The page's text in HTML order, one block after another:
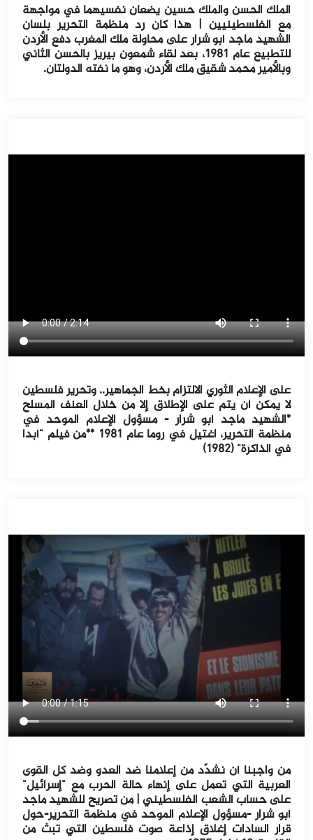
الملك الحسن والملك حسين يضعان نفسيهما في مواجهة
مع الفلسطينيين | هذا كان رد منظمة التحرير بلسان
الشهيد ماجد أبو شرار على محاولة ملك المغرب دفع الأردن
للتطبيع عام ١٩٨١، بعد لقاء شمعون بيريز بالحسن الثاني
وبالأمير محمد شقيق ملك الأردن، وهو ما نفته الدولتان.
على الإعلام الثوري الالتزام بخط الجماهير.. وتحرير فلسطين
لا يمكن أن يتم على الإطلاق إلا من خلال العنف المسلح
*الشهيد ماجد أبو شرار - مسؤول الإعلام الموحد في
منظمة التحرير، اغتيل في روما عام ١٩٨١ **من فيلم "أبدا
في الذاكرة" (١٩٨٢)
من واجبنا أن نشدّد من إعلامنا ضد العدو وضد كل القوى
العربية التي تعمل على إنهاء حالة الحرب مع "إسرائيل"
على حساب الشعب الفلسطيني | من تصريح للشهيد ماجد
أبو شرار -مسؤول الإعلام الموحد في منظمة التحرير-حول
قرار السادات إغلاق إذاعة صوت فلسطين التي تبث من